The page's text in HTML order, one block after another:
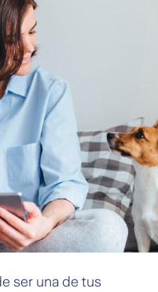
ser una de tus